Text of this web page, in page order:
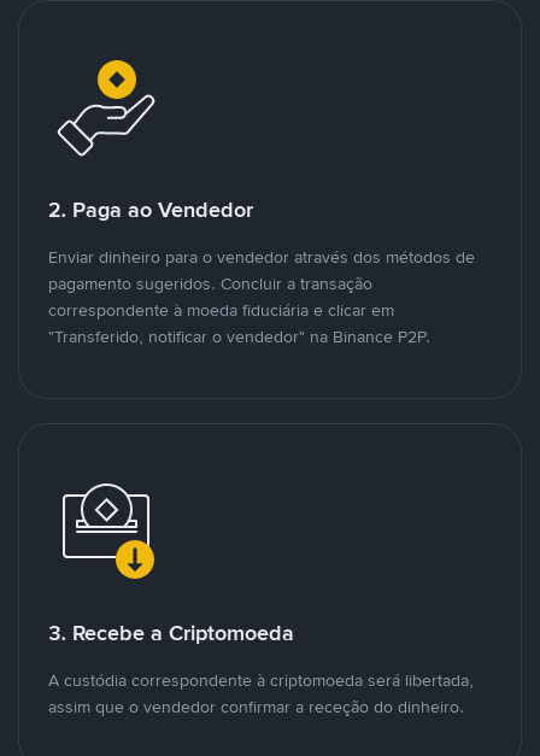
2. Paga ao Vendedor
Enviar dinheiro para o vendedor através dos métodos de
pagamento sugeridos. Concluir a transação
correspondente à moeda fiduciária e clicar em
"Transferido, notificar o vendedor" na Binance P2P.
3. Recebe a Criptomoeda
A custódia correspondente à criptomoeda será libertada,
assim que o vendedor confirmar a receção do dinheiro.